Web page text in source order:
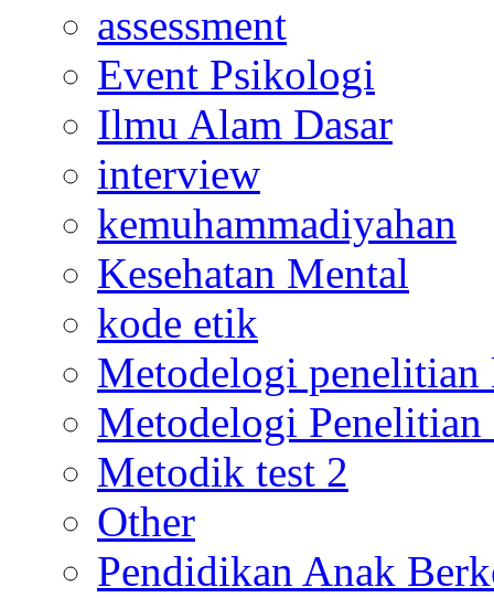
assessment
Event Psikologi
Ilmu Alam Dasar
interview
kemuhammadiyahan
Kesehatan Mental
kode etik
Metodelogi
Metodelogi
Metodik test 2
Other
Pendidikan Anak